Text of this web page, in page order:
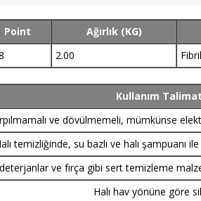
Point Ağırlık (KG)
2.00
Kullanım
ve dövülmemeli, mümkünse
temizliğinde, su bazlı ve halı şampuanı
ve fırça gibi sert temizleme
Halı hav yönüne göre